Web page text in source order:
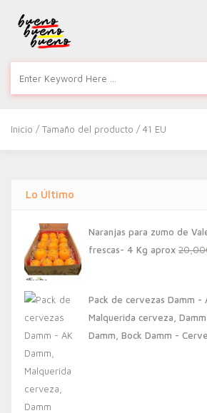
Inicio / Tamaño del producto / 41 EU
Lo Último
Naranjas para zumo de
frescas- 4 Kg aprox 20,00
Pack de cervezas Damm -
Malquerida cerveza,
Damm, Bock Damm -